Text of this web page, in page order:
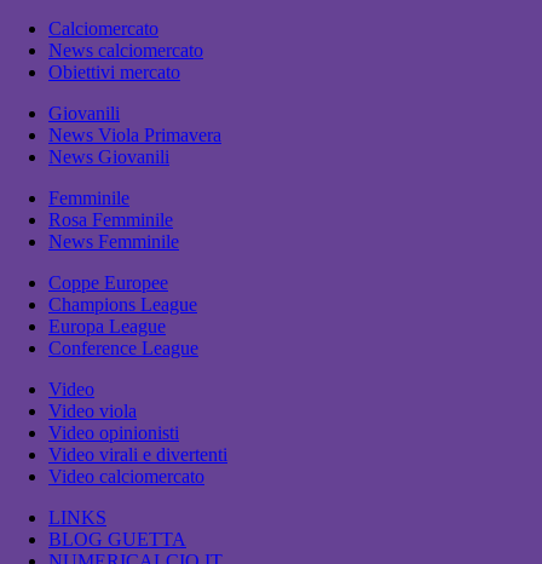
Calciomercato
News calciomercato
Obiettivi mercato
Giovanili
News Viola Primavera
News Giovanili
Femminile
Rosa Femminile
News Femminile
Coppe Europee
Champions League
Europa League
Conference League
Video
Video viola
Video opinionisti
Video virali e divertenti
Video calciomercato
LINKS
BLOG GUETTA